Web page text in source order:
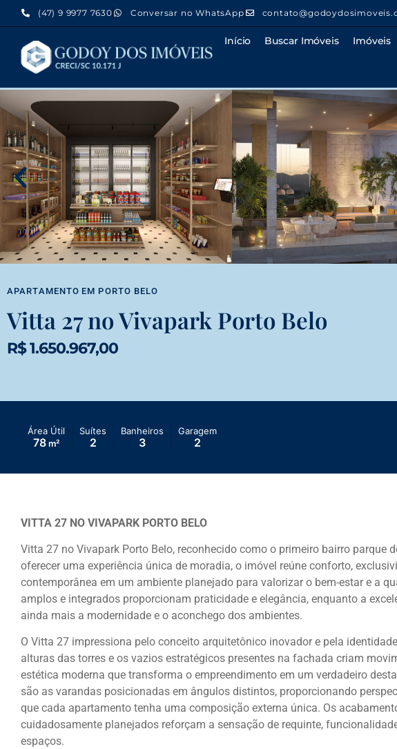
(47) 9 9977 7630 Conversar no WhatsApp
Início Buscar Imóveis Imóveis
APARTAMENTO EM PORTO BELO
Vitta 27 no Vivapark Porto Belo
R$ 1.650.967,00
Área Útil
78 m²
Suítes
2
Banheiros
3
Garagem
2
VITTA 27 NO VIVAPARK PORTO BELO
Vitta 27 no Vivapark Porto Belo, reconhecido como o primeiro bairro parque
oferecer uma experiência única de moradia, o imóvel reúne conforto,
contemporânea em um ambiente planejado para valorizar o bem-estar e a
amplos e integrados proporcionam praticidade e elegância, enquanto a
ainda mais a modernidade e o aconchego dos ambientes.
O Vitta 27 impressiona pelo conceito arquitetônico inovador e pela
alturas das torres e os vazios estratégicos presentes na fachada criam
estética moderna que transforma o empreendimento em um verdadeiro
são as varandas posicionadas em ângulos distintos, proporcionando
que cada apartamento tenha uma composição externa única. Os
cuidadosamente planejados reforçam a sensação de requinte,
espaços.